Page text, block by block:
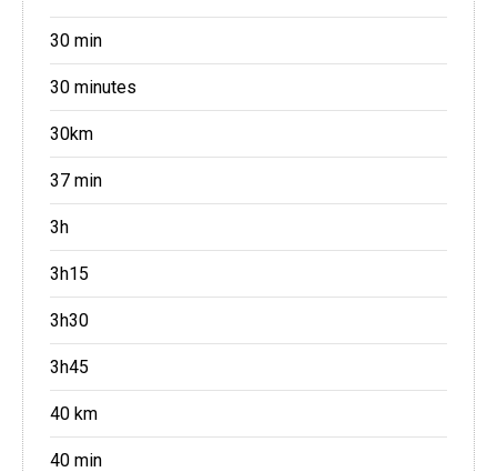
30 min
30 minutes
30km
37 min
3h
3h15
3h30
3h45
40 km
40 min